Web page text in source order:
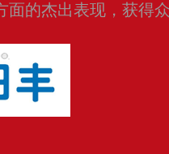
面的杰出表现，获得